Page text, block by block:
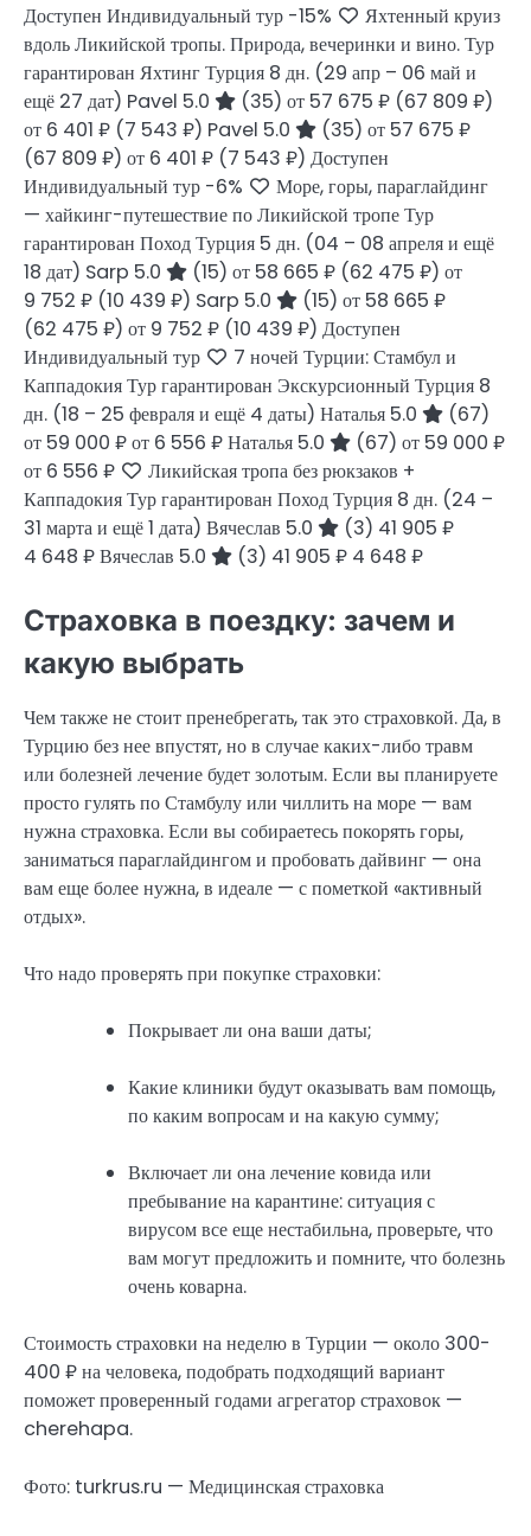
Доступен Индивидуальный тур -15%
Яхтенный круиз
вдоль Ликийской тропы. Природа, вечеринки и вино. Тур
гарантирован Яхтинг Турция 8 дн. (29 апр – 06 май и
ещё 27 дат) Pavel 5.0 (35) от 57 675 ₽ (67 809 ₽)
от 6 401 ₽ (7 543 ₽) Pavel 5.0 (35) от 57 675 ₽
(67 809 ₽) от 6 401 ₽ (7 543 ₽) Доступен
Индивидуальный тур -6%
Море, горы, параглайдинг
— хайкинг-путешествие по Ликийской тропе Тур
гарантирован Поход Турция 5 дн. (04 – 08 апреля и ещё
18 дат) Sarp 5.0 (15) от 58 665 ₽ (62 475 ₽) от
9 752 ₽ (10 439 ₽) Sarp 5.0 (15) от 58 665 ₽
(62 475 ₽) от 9 752 ₽ (10 439 ₽) Доступен
Индивидуальный тур
7 ночей Турции: Стамбул и
Каппадокия Тур гарантирован Экскурсионный Турция 8
дн. (18 – 25 февраля и ещё 4 даты) Наталья 5.0
(67)
от 59 000 ₽от 6 556 ₽Наталья 5.0 (67) от 59 000 ₽
от 6 556 ₽
Ликийская тропа без рюкзаков +
Каппадокия Тур гарантирован Поход Турция 8 дн. (24 –
31 марта и ещё 1 дата) Вячеслав 5.0 (3) 41 905 ₽
4 648 ₽Вячеслав 5.0 (3) 41 905 ₽ 4 648 ₽
Страховка в поездку: зачем и
какую выбрать
Чем также не стоит пренебрегать, так это страховкой. Да, в
Турцию без нее впустят, но в случае каких-либо травм
или болезней лечение будет золотым. Если вы планируете
просто гулять по Стамбулу или чиллить на море — вам
нужна страховка. Если вы собираетесь покорять горы,
заниматься параглайдингом и пробовать дайвинг — она
вам еще более нужна, в идеале — с пометкой «активный
отдых».
Что надо проверять при покупке страховки:
Покрывает ли она ваши даты;
Какие клиники будут оказывать вам помощь,
по каким вопросам и на какую сумму;
Включает ли она лечение ковида или
пребывание на карантине: ситуация с
вирусом все еще нестабильна, проверьте, что
вам могут предложить и помните, что болезнь
очень коварна.
Стоимость страховки на неделю в Турции — около 300-
400 ₽ на человека, подобрать подходящий вариант
поможет проверенный годами агрегатор страховок —
cherehapa.
Фото: turkrus.ru — Медицинская страховка